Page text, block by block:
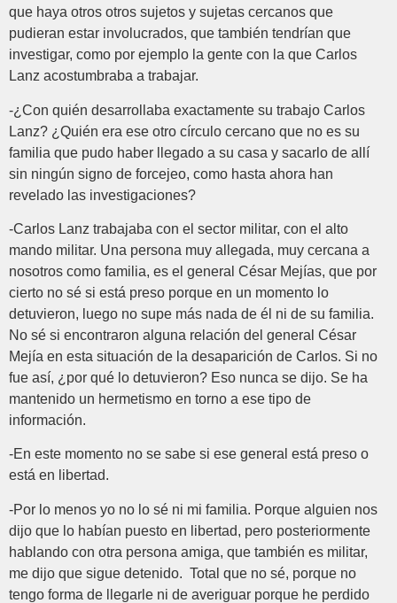
que haya otros otros sujetos y sujetas cercanos que
pudieran estar involucrados, que también tendrían que
investigar, como por ejemplo la gente con la que Carlos
Lanz acostumbraba a trabajar.
-¿Con quién desarrollaba exactamente su trabajo Carlos
Lanz? ¿Quién era ese otro círculo cercano que no es su
familia que pudo haber llegado a su casa y sacarlo de allí
sin ningún signo de forcejeo, como hasta ahora han
revelado las investigaciones?
-Carlos Lanz trabajaba con el sector militar, con el alto
mando militar. Una persona muy allegada, muy cercana a
nosotros como familia, es el general César Mejías, que por
cierto no sé si está preso porque en un momento lo
detuvieron, luego no supe más nada de él ni de su familia.
No sé si encontraron alguna relación del general César
Mejía en esta situación de la desaparición de Carlos. Si no
fue así, ¿por qué lo detuvieron? Eso nunca se dijo. Se ha
mantenido un hermetismo en torno a ese tipo de
información.
-En este momento no se sabe si ese general está preso o
está en libertad.
-Por lo menos yo no lo sé ni mi familia. Porque alguien nos
dijo que lo habían puesto en libertad, pero posteriormente
hablando con otra persona amiga, que también es militar,
me dijo que sigue detenido. Total que no sé, porque no
tengo forma de llegarle ni de averiguar porque he perdido